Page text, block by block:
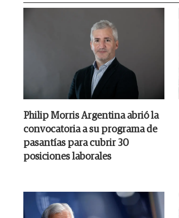
Philip Morris Argentina abrió la
convocatoria a su programa de
pasantías para cubrir 30
posiciones laborales